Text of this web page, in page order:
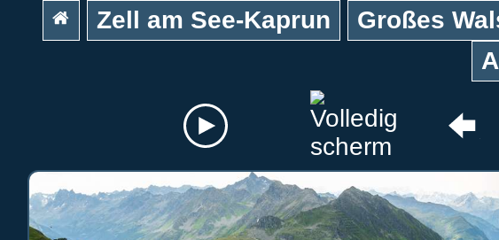
Zell am See-Kaprun Großes